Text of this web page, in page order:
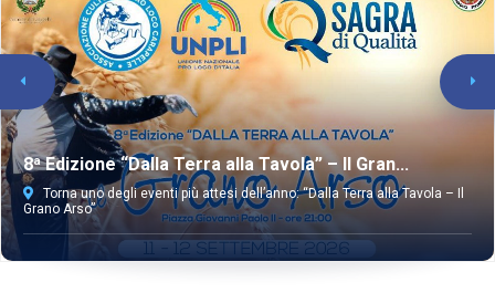
8ª Edizione “Dalla Terra alla Tavola” – Il Gran...
Torna uno degli eventi più attesi dell’anno: “Dalla Terra alla Tavola – Il
Grano Arso”